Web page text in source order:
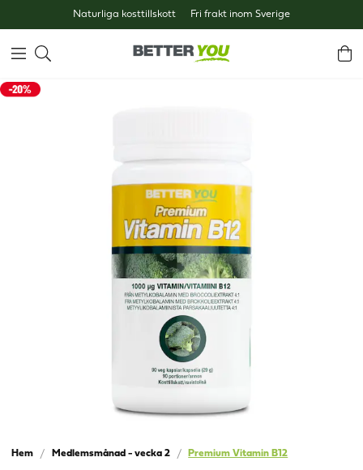
Naturliga kosttillskott Fri frakt inom Sverige
Hem Medlemsmånad - vecka 2 Premium Vitamin B12